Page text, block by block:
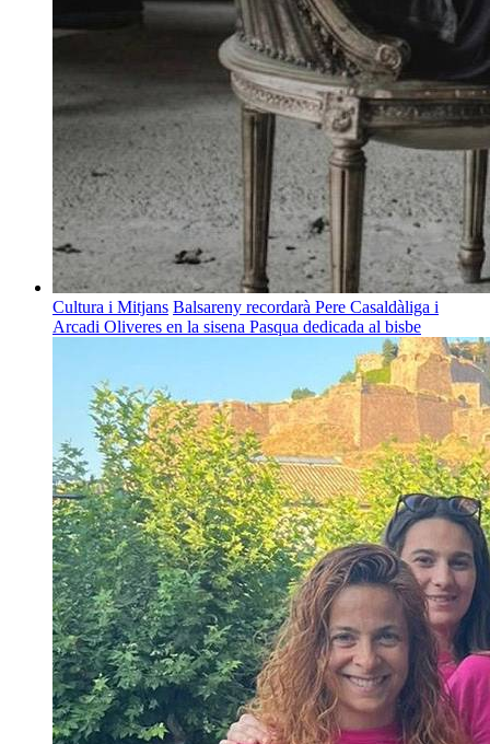
Cultura i Mitjans Balsareny recordarà Pere Casaldàliga i
Arcadi Oliveres en la sisena Pasqua dedicada al bisbe